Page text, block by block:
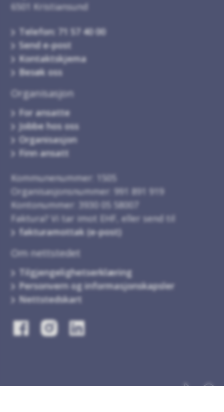
6501 Kristiansund
Telefon: 71 57 40 00
Send e-post
Kontaktskjema
Besøk oss
Organisasjon
For ansatte
Jobbe hos oss
Organisasjon
Finn ansatt
Kommunenummer: 1505
Organisasjonsnummer: 991 891 919
Kontonummer: 3930 05 58007
Faktura? Vi tar imot EHF, eller send til
fakturamottak (e-post)
Om nettstedet
Tilgjengelighetserklæring
Personvern og informasjonskapsler
Nettstedskart